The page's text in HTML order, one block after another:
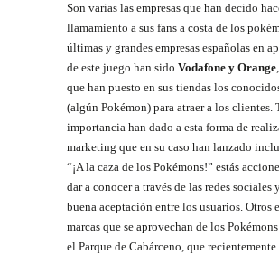
Son varias las empresas que han decido
llamamiento a sus fans a costa de los
últimas y grandes empresas españolas en
de este juego han sido Vodafone y Orange
que han puesto en sus tiendas los
(algún Pokémon) para atraer a los clientes.
importancia han dado a esta forma de
marketing que en su caso han lanzado
“¡A la caza de los Pokémons!” estás
dar a conocer a través de las redes sociales
buena aceptación entre los usuarios. Otros
marcas que se aprovechan de los
el Parque de Cabárceno, que